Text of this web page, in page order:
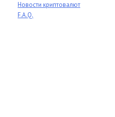
Новости криптовалют
F.A.Q.